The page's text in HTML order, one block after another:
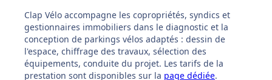
Clap Vélo accompagne les copropriétés, syndics et
gestionnaires immobiliers dans le diagnostic et la
conception de parkings vélos adaptés : dessin de
l'espace, chiffrage des travaux, sélection des
équipements, conduite du projet. Les tarifs de la
prestation sont disponibles sur la page dédiée.